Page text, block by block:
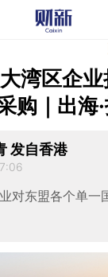
湾区企
购｜出海
发自香港
对东盟各个单一